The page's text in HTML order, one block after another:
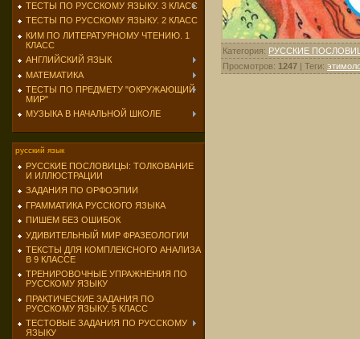
ТЕСТЫ ПО РУССКОМУ ЯЗЫКУ. 3 КЛАСС
ТЕСТЫ ПО РУССКОМУ ЯЗЫКУ. 2 КЛАСС
КИМ ПО ЛИТЕРАТУРНОМУ ЧТЕНИЮ. 1
КЛАСС
АНГЛИЙСКИЙ ЯЗЫК
МАТЕМАТИКА
ТЕСТЫ ПО ПРЕДМЕТУ "ОКРУЖАЮЩИЙ
МИР"
МУЗЫКА В НАЧАЛЬНОЙ ШКОЛЕ
русский язык
РУССКИЕ ПОСЛОВИЦЫ: ТОЛКОВАНИЕ
И ИЛЛЮСТРАЦИИ
ЗАДАНИЯ ПО ОРФОЭПИИ
ГРАММАТИКА РУССКОГО ЯЗЫКА
ПИШЕМ БЕЗ ОШИБОК
УДИВИТЕЛЬНЫЙ МИР ФРАЗЕОЛОГИИ
ТЕКСТЫ ДЛЯ КОМПЛЕКСНОГО АНАЛИЗА
В 9 КЛАССЕ
ТРЕНИРОВОЧНЫЕ УПРАЖНЕНИЯ ПО
РУССКОМУ ЯЗЫКУ
ПРАКТИЧЕСКИЕ ЗАДАНИЯ ПО
РУССКОМУ ЯЗЫКУ. 5 КЛАСС
ТЕСТОВЫЕ ЗАДАНИЯ ПО РУССКОМУ
ЯЗЫКУ
Категория: РУССКИЕ
Просмотров: 1247 | Теги: